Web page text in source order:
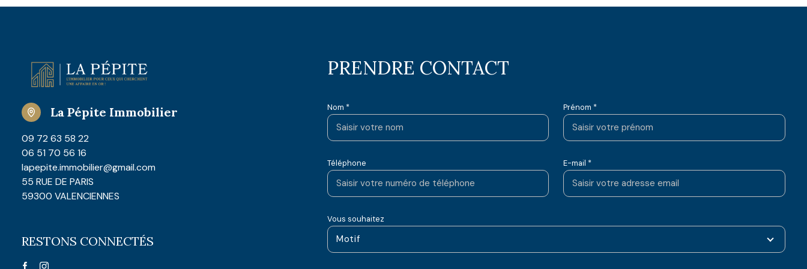
PRENDRE CONTACT
Nom * Prénom *
Téléphone E-mail *
Vous souhaitez
Motif
La Pépite Immobilier
09 72 63 58 22
06 51 70 56 16
lapepite.immobilier@gmail.com
55 RUE DE PARIS
59300 VALENCIENNES
RESTONS CONNECTÉS